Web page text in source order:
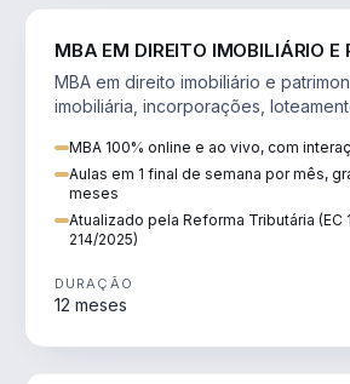
MBA EM DIREITO IMOBILIÁRIO E
MBA em direito imobiliário e
imobiliária, incorporações,
MBA 100% online e ao vivo, com
Aulas em 1 final de semana por mês,
meses
Atualizado pela Reforma Tributária (EC
214/2025)
DURAÇÃO
12 meses